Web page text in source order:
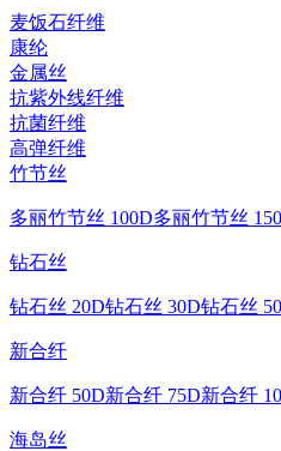
麦饭石纤维
康纶
金属丝
抗紫外线纤维
抗菌纤维
高弹纤维
竹节丝
多丽竹节丝 100D多丽竹节丝
钻石丝
钻石丝 20D钻石丝 30D钻石丝
新合纤
新合纤 50D新合纤 75D新合纤
海岛丝